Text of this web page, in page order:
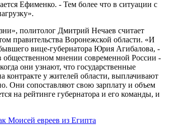
Ефименко. - Тем более что в ситуации с
политолог Дмитрий Нечаев считает
правительства Воронежской области. «И
вице-губернатора Юрия Агибалова, -
мнении современной России -
они узнают, что государственные
контракте у жителей области, выплачивают
Они сопоставляют свою зарплату и объем
на рейтинге губернатора и его команды, и
Моисей евреев из Египта